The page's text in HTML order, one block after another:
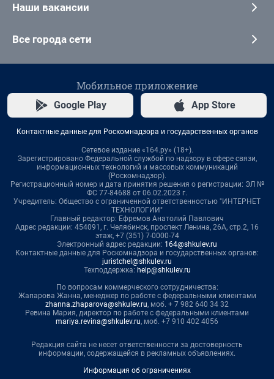
Наши вакансии
Все города сети
Мобильное приложение
Google Play App Store
Контактные данные для Роскомнадзора и государственных органов
Сетевое издание «164.ру» (18+).
Зарегистрировано Федеральной службой по надзору в сфере связи,
информационных технологий и массовых коммуникаций
(Роскомнадзор).
Регистрационный номер и дата принятия решения о регистрации: ЭЛ №
ФС 77-84688 от 06.02.2023 г.
Учредитель: Общество с ограниченной ответственностью "ИНТЕРНЕТ
ТЕХНОЛОГИИ"
Главный редактор: Ефремов Анатолий Павлович
Адрес редакции: 454091, г. Челябинск, проспект Ленина, 26А, стр.2, 16
этаж, +7 (351) 7-0000-74
Электронный адрес редакции: 164@shkulev.ru
Контактные данные для Роскомнадзора и государственных органов:
juristchel@shkulev.ru
Техподдержка: help@shkulev.ru
По вопросам коммерческого сотрудничества:
Жапарова Жанна, менеджер по работе с федеральными клиентами
zhanna.zhaparova@shkulev.ru, моб. + 7 982 640 34 32
Ревина Мария, директор по работе с федеральными клиентами
mariya.revina@shkulev.ru, моб. +7 910 402 4056
Редакция сайта не несет ответственности за достоверность
информации, содержащейся в рекламных объявлениях.
Информация об ограничениях